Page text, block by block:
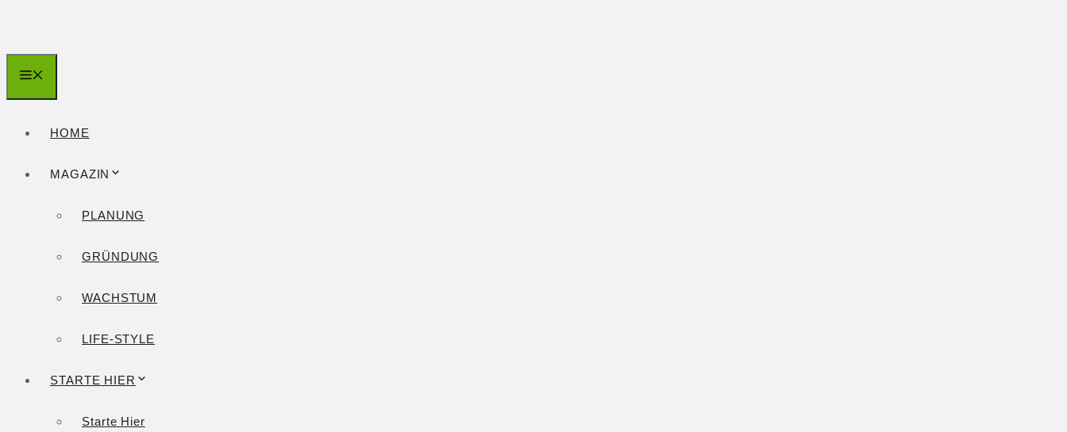
springen
HOME
MAGAZIN
PLANUNG
GRÜNDUNG
WACHSTUM
LIFE-STYLE
STARTE HIER
Starte Hier